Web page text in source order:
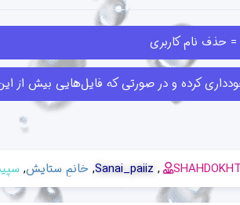
حذف نام کاربری
SHAHDOKHT
Sanai_paiiz خانمِ ستایش